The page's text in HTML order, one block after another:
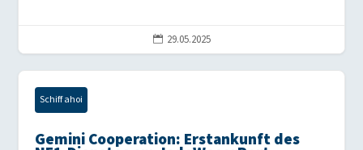
 29.05.2025
Schiff ahoi
Gemini Cooperation: Erstankunft des